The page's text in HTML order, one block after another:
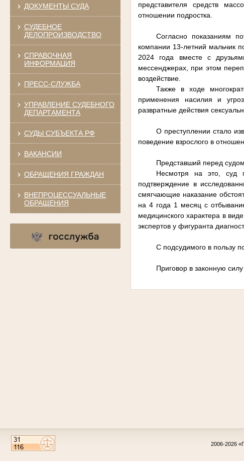
ДОКУМЕНТЫ СУДА
СУДЕБНОЕ
ДЕЛОПРОИЗВОДСТВО
СПРАВОЧНАЯ
ИНФОРМАЦИЯ
ПРЕСС-СЛУЖБА
УПРАВЛЕНИЕ СУДЕБНОГО
ДЕПАРТАМЕНТА
СУДЫ СУБЪЕКТА РФ
ВАКАНСИИ
ОБРАЩЕНИЯ ГРАЖДАН
ВНЕПРОЦЕССУАЛЬНЫЕ
ОБРАЩЕНИЯ
представителя средств
отношении подростка.
Согласно показаниям
компании 13-летний мальчик
2024 года вместе с
мессенджерах, при этом
воздействие.
Также в ходе
применения насилия и
развратные действия
О преступлении стало
поведение взрослого в
Представший перед
Несмотря на это, суд
подтверждение в
смягчающие наказание
на 4 года 1 месяц с
медицинского характера в
экспертов у фигуранта
С подсудимого в пользу
Приговор в законную силу
2006-2026